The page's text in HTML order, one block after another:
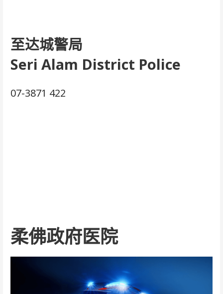
至达城警局
Seri Alam District Police
07-3871 422
柔佛政府医院